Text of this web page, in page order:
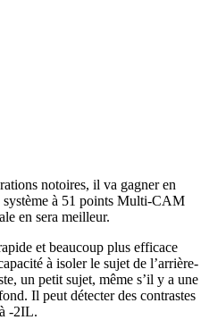
notoires, il va gagner en
système à 51 points Multi-CAM
en sera meilleur.
et beaucoup plus efficace
à isoler le sujet de l’arrière-
un petit sujet, même s’il y a une
Il peut détecter des contrastes
-2IL.